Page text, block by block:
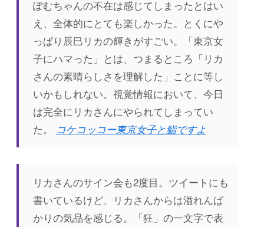
ぽむちゃんの不在は感じてしまったとはい
え、全体的にとても楽しかった。とくにや
っぱり辰巳リカの輝きがすごい。「東京女
子にハマった」とは、つまるところ「リカ
さんの素晴らしさを理解した」ことに等し
いかもしれない。視覚情報において、今日
は完全にリカさんにやられてしまってい
た。
コケコッコー東京女子と鮨ですよ
リカさんのサイン会も2度目。ツイートにも
書いているけど、リカさんからは溢れんば
かりの気品を感じる。「狂」の一文字で表